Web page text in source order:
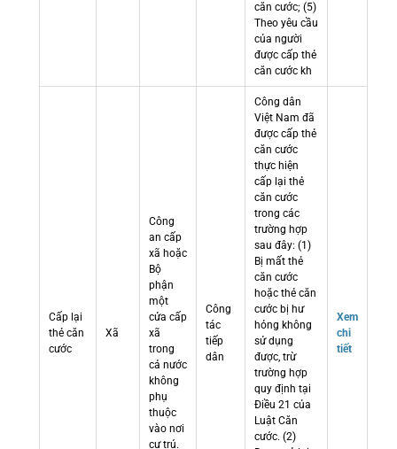
căn cước; (5)
Theo yêu cầu
của người
được cấp thẻ
căn cước kh
Cấp lại
thẻ căn
cước
Xã
Công
an cấp
xã hoặc
Bộ
phận
một
cửa cấp
xã
trong
cả nước
không
phụ
thuộc
vào nơi
cư trú.
Công
tác
tiếp
dân
Công dân
Việt Nam đã
được cấp thẻ
căn cước
thực hiện
cấp lại thẻ
căn cước
trong các
trường hợp
sau đây: (1)
Bị mất thẻ
căn cước
hoặc thẻ căn
cước bị hư
hỏng không
sử dụng
được, trừ
trường hợp
quy định tại
Điều 21 của
Luật Căn
cước. (2)
Xem
chi
tiết